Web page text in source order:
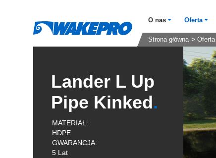
O nas Oferta
Strona główna Oferta
Lander L Up
Pipe Kinked
MATERIAŁ:
HDPE
GWARANCJA:
5 Lat